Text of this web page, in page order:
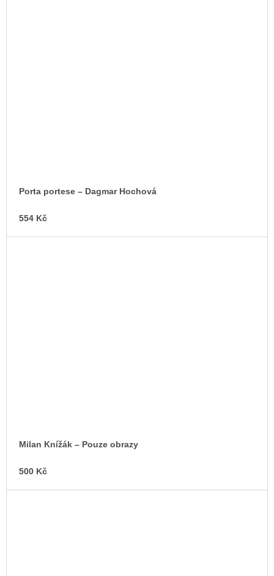
Porta portese – Dagmar Hochová
554 Kč
Milan Knížák – Pouze obrazy
500 Kč